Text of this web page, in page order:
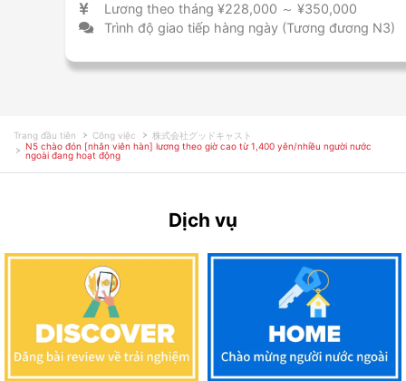
Lương theo tháng ¥228,000 ～ ¥350,000
Trình độ giao tiếp hàng ngày (Tương đương N3)
Trang đầu tiên Công việc
株式会社グッドキャスト
N5 chào đón [nhân viên hàn] lương theo giờ cao từ 1,400 yên/nhiều người nước
ngoài đang hoạt động
Dịch vụ